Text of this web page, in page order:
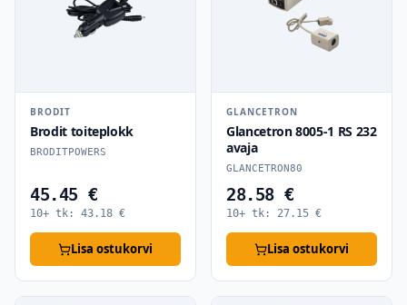
BRODIT
Brodit toiteplokk
BRODITPOWERS
45.45 €
10+ tk: 43.18 €
Lisa ostukorvi
GLANCETRON
Glancetron 8005-1 RS 232
avaja
GLANCETRON80
28.58 €
10+ tk: 27.15 €
Lisa ostukorvi